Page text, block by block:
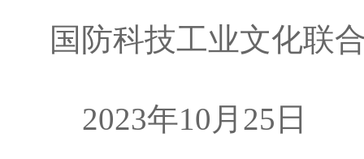
国防科技工业文化联
2023年10月25日